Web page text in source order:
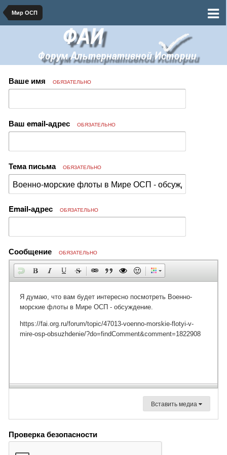
Мир ОСП
Ваше имя ОБЯЗАТЕЛЬНО
Ваш email-адрес ОБЯЗАТЕЛЬНО
Тема письма ОБЯЗАТЕЛЬНО
Email-адрес ОБЯЗАТЕЛЬНО
Сообщение ОБЯЗАТЕЛЬНО
Вставить медиа
Проверка безопасности